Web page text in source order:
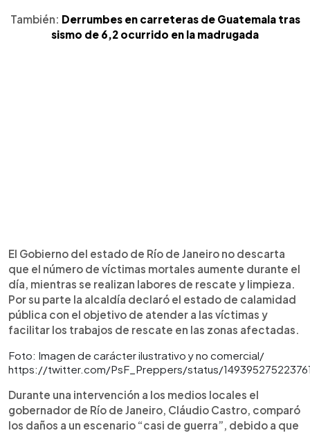
También: Derrumbes en carreteras de Guatemala tras
sismo de 6,2 ocurrido en la madrugada
El Gobierno del estado de Río de Janeiro no descarta
que el número de víctimas mortales aumente durante el
día, mientras se realizan labores de rescate y limpieza.
Por su parte la alcaldía declaró el estado de calamidad
pública con el objetivo de atender a las víctimas y
facilitar los trabajos de rescate en las zonas afectadas.
Foto: Imagen de carácter ilustrativo y no comercial/
https://twitter.com/PsF_Preppers/status/
Durante una intervención a los medios locales el
gobernador de Río de Janeiro, Cláudio Castro, comparó
los daños a un escenario “casi de guerra”, debido a que